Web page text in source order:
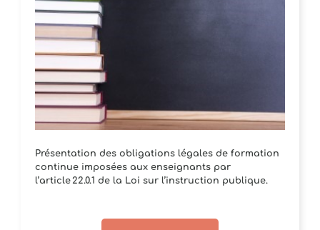
Présentation des obligations légales de formation
continue imposées aux enseignants par
l’article 22.0.1 de la Loi sur l’instruction publique.